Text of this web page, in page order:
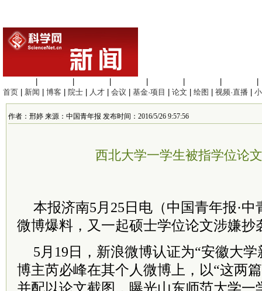
首页
新闻 博客 院士 人才 会议 基金·项目 论文 绘图 视频·直播
作者：邢婷 来源：中国青年报 发布时间：2016/5/26 9:57:56
西北大学一学生被指学位论
本报济南5月25日电（中国青年报·
微博爆料，又一起硕士学位论文涉嫌抄
5月19日，新浪微博认证为“安徽大
博主芮必峰在其个人微博上，以“这两